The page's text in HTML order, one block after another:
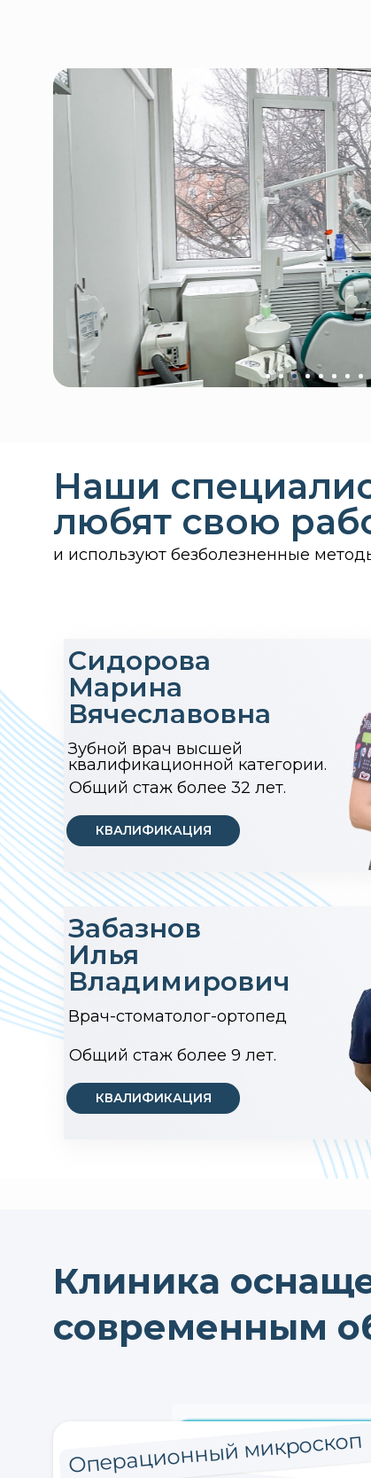
Наши
любят свою
и используют безболезненные
Забазнов
Илья
Владимирович
Врач-стоматолог-ортопед
Общий стаж более 9 лет.
КВАЛИФИКАЦИЯ
Сидорова
Марина
Вячеславовна
Зубной врач высшей
квалификационной категории.
Общий стаж более 32 лет.
КВАЛИФИКАЦИЯ
Клиника
современным
Операционный микроскоп